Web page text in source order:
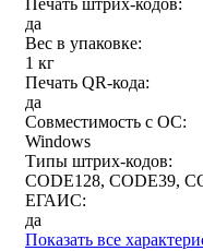
Печать штрих-кодов:
да
Вес в упаковке:
1 кг
Печать QR-кода:
да
Совместимость с ОС:
Windows
Типы штрих-кодов:
CODE128, CODE39,
ЕГАИС:
да
Показать все